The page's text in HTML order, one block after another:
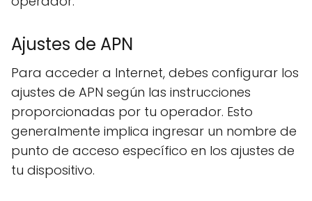
Ajustes de APN
Para acceder a Internet, debes configurar los
ajustes de APN según las instrucciones
proporcionadas por tu operador. Esto
generalmente implica ingresar un nombre de
punto de acceso específico en los ajustes de
tu dispositivo.